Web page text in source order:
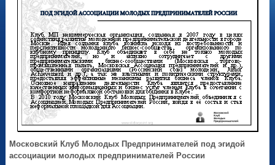
Московский Клуб Молодых Предпринимателей под эгидой
ассоциации молодых предпринимателей России